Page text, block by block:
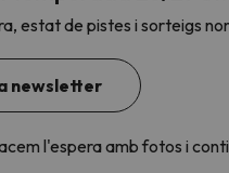
torna.
estat de pistes i sorteigs
newsletter
l'espera amb fotos i